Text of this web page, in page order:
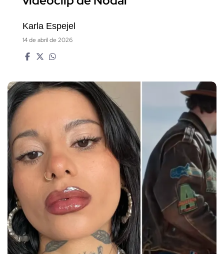
Karla Espejel
14 de abril de 2026